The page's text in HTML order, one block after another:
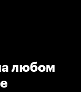
любом